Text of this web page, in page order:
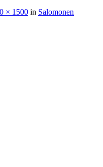
× 1500 in Salomonen